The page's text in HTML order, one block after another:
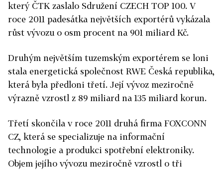
který ČTK zaslalo Sdružení CZECH TOP 100. V
roce 2011 padesátka největších exportérů vykázala
růst vývozu o osm procent na 901 miliard Kč.
Druhým největším tuzemským exportérem se loni
stala energetická společnost RWE Česká republika,
která byla předloni třetí. Její vývoz meziročně
výrazně vzrostl z 89 miliard na 135 miliard korun.
Třetí skončila v roce 2011 druhá firma FOXCONN
CZ, která se specializuje na informační
technologie a produkci spotřební elektroniky.
Objem jejího vývozu meziročně vzrostl o tři